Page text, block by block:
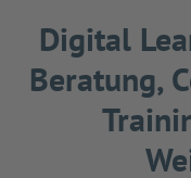
Digital
Beratung,